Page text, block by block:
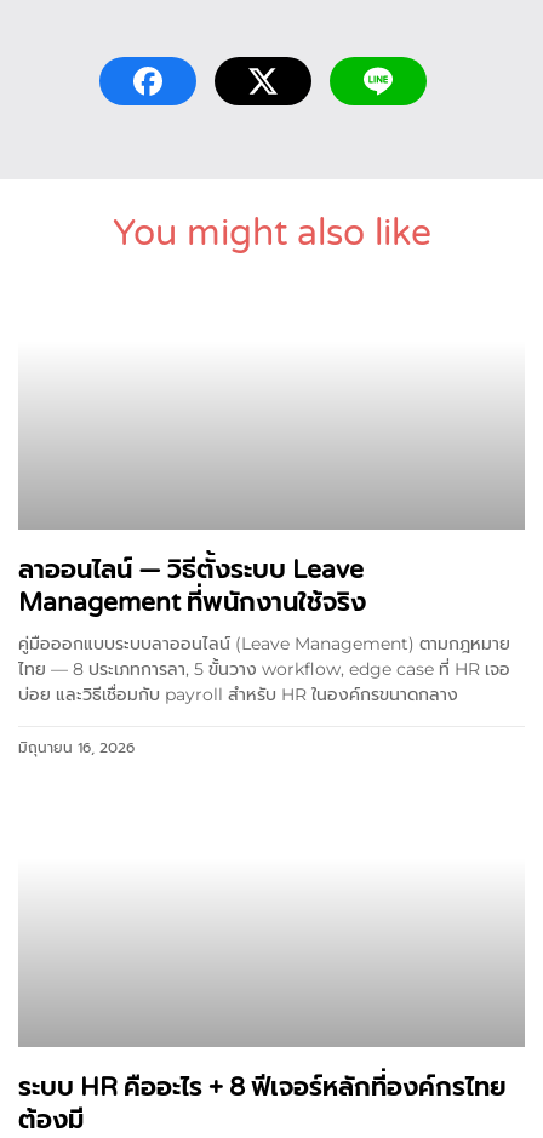
You might also like
ลาออนไลน์ — วิธีตั้งระบบ Leave
Management ที่พนักงานใช้จริง
คู่มือออกแบบระบบลาออนไลน์ (Leave Management) ตามกฎหมาย
ไทย — 8 ประเภทการลา, 5 ขั้นวาง workflow, edge case ที่ HR เจอ
บ่อย และวิธีเชื่อมกับ payroll สำหรับ HR ในองค์กรขนาดกลาง
มิถุนายน 16, 2026
ระบบ HR คืออะไร + 8 ฟีเจอร์หลักที่องค์กรไทย
ต้องมี